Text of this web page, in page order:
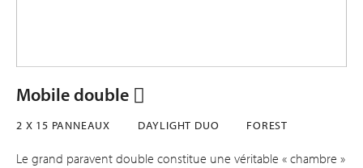
Mobile double
2 X 15 PANNEAUX DAYLIGHT DUO FOREST
Le grand paravent double constitue une véritable « chambre »